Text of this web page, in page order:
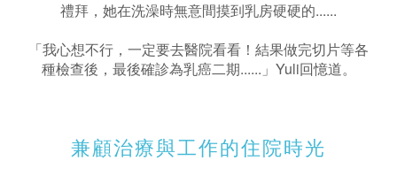
禮拜，她在洗澡時無意間摸到乳房硬硬的......
「我心想不行，一定要去醫院看看！結果做完切片等各
種檢查後，最後確診為乳癌二期......」Yuli回憶道。
兼顧治療與工作的住院時光